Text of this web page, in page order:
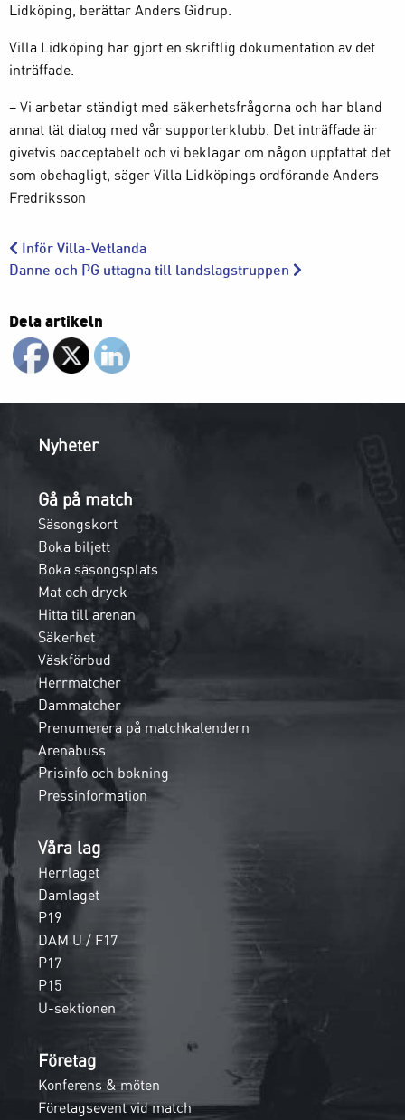
Lidköping, berättar Anders Gidrup.
Villa Lidköping har gjort en skriftlig dokumentation av det
inträffade.
– Vi arbetar ständigt med säkerhetsfrågorna och har bland
annat tät dialog med vår supporterklubb. Det inträffade är
givetvis oacceptabelt och vi beklagar om någon uppfattat det
som obehagligt, säger Villa Lidköpings ordförande Anders
Fredriksson
Inför Villa-Vetlanda
Danne och PG uttagna till landslagstruppen
Dela artikeln
Nyheter
Gå på match
Säsongskort
Boka biljett
Boka säsongsplats
Mat och dryck
Hitta till arenan
Säkerhet
Väskförbud
Herrmatcher
Dammatcher
Prenumerera på matchkalendern
Arenabuss
Prisinfo och bokning
Pressinformation
Våra lag
Herrlaget
Damlaget
P19
DAM U / F17
P17
P15
U-sektionen
Företag
Konferens & möten
Företagsevent vid match